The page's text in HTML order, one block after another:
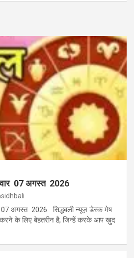
07 अगस्त 2026
अगस्त 2026 सिद्धबली न्यूज़ डेस्क मेष
के लिए बेहतरीन है, जिन्हें करके आप ख़ुद